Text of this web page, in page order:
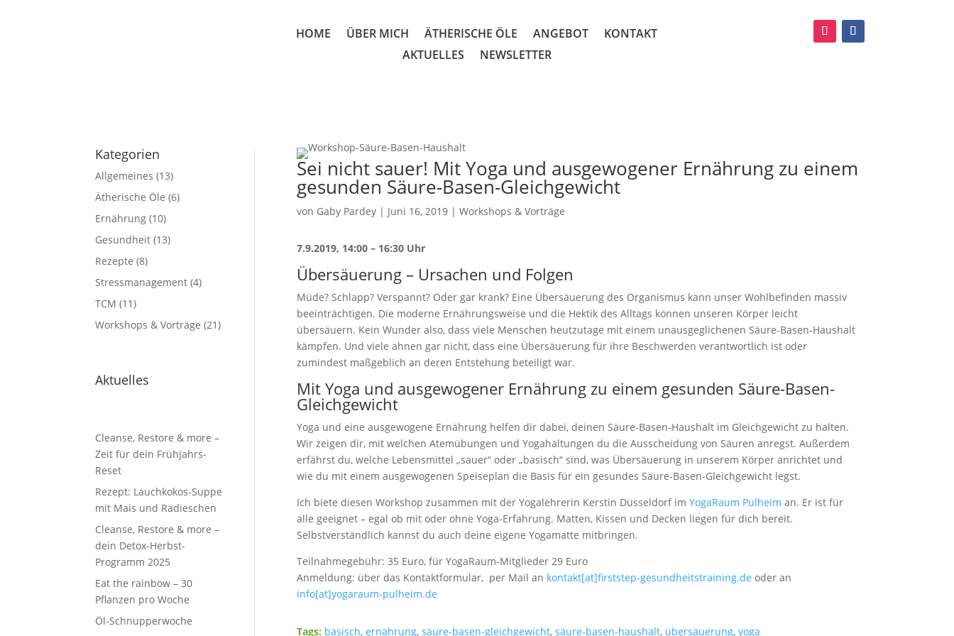
HOME ÜBER MICH ÄTHERISCHE ÖLE ANGEBOT
KONTAKT
AKTUELLES
NEWSLETTER
Kategorien
Allgemeines (13)
Ätherische Öle (6)
Ernährung (10)
Gesundheit (13)
Rezepte (8)
Stressmanagement (4)
TCM (11)
Workshops & Vorträge (21)
Aktuelles
Cleanse, Restore & more –
Zeit für dein Frühjahrs-
Reset
Rezept: Lauchkokos-Suppe
mit Mais und Radieschen
Cleanse, Restore & more –
dein Detox-Herbst-
Programm 2025
Eat the rainbow – 30
Pflanzen pro Woche
Öl-Schnupperwoche
Sei nicht sauer! Mit Yoga und ausgewogener Ernährung zu einem
gesunden Säure-Basen-Gleichgewicht
von Gaby Pardey| Juni 16, 2019| Workshops & Vorträge
7.9.2019, 14:00 – 16:30 Uhr
Übersäuerung – Ursachen und Folgen
Müde? Schlapp? Verspannt? Oder gar krank? Eine Übersäuerung des Organismus kann unser Wohlbefinden massiv
beeinträchtigen. Die moderne Ernährungsweise und die Hektik des Alltags können unseren Körper leicht
übersäuern. Kein Wunder also, dass viele Menschen heutzutage mit einem unausgeglichenen Säure-Basen-Haushalt
kämpfen. Und viele ahnen gar nicht, dass eine Übersäuerung für ihre Beschwerden verantwortlich ist oder
zumindest maßgeblich an deren Entstehung beteiligt war.
Mit Yoga und ausgewogener Ernährung zu einem gesunden Säure-Basen-
Gleichgewicht
Yoga und eine ausgewogene Ernährung helfen dir dabei, deinen Säure-Basen-Haushalt im Gleichgewicht zu halten.
Wir zeigen dir, mit welchen Atemübungen und Yogahaltungen du die Ausscheidung von Säuren anregst. Außerdem
erfährst du, welche Lebensmittel „sauer“ oder „basisch“ sind, was Übersäuerung in unserem Körper anrichtet und
wie du mit einem ausgewogenen Speiseplan die Basis für ein gesundes Säure-Basen-Gleichgewicht legst.
Ich biete diesen Workshop zusammen mit der Yogalehrerin Kerstin Düsseldorf im YogaRaum Pulheim an. Er ist für
alle geeignet – egal ob mit oder ohne Yoga-Erfahrung. Matten, Kissen und Decken liegen für dich bereit.
Selbstverständlich kannst du auch deine eigene Yogamatte mitbringen.
Teilnahmegebühr: 35 Euro, für YogaRaum-Mitglieder 29 Euro
Anmeldung: über das Kontaktformular, per Mail an kontakt[at]firststep-gesundheitstraining.de oder an
info[at]yogaraum-pulheim.de
Tags: basisch, ernährung, säure-basen-gleichgewicht, säure-basen-haushalt, übersäuerung, yoga